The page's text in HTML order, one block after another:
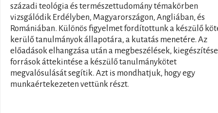
századi teológia és természettudomány témakörben
vizsgálódik Erdélyben, Magyarországon, Angliában, és
Romániában. Különös figyelmet fordítottunk a készülő
kerülő tanulmányok állapotára, a kutatás menetére. Az
előadások elhangzása után a megbeszélések,
források áttekintése a készülő tanulmánykötet
megvalósulását segítik. Azt is mondhatjuk, hogy egy
munkaértekezeten vettünk részt.